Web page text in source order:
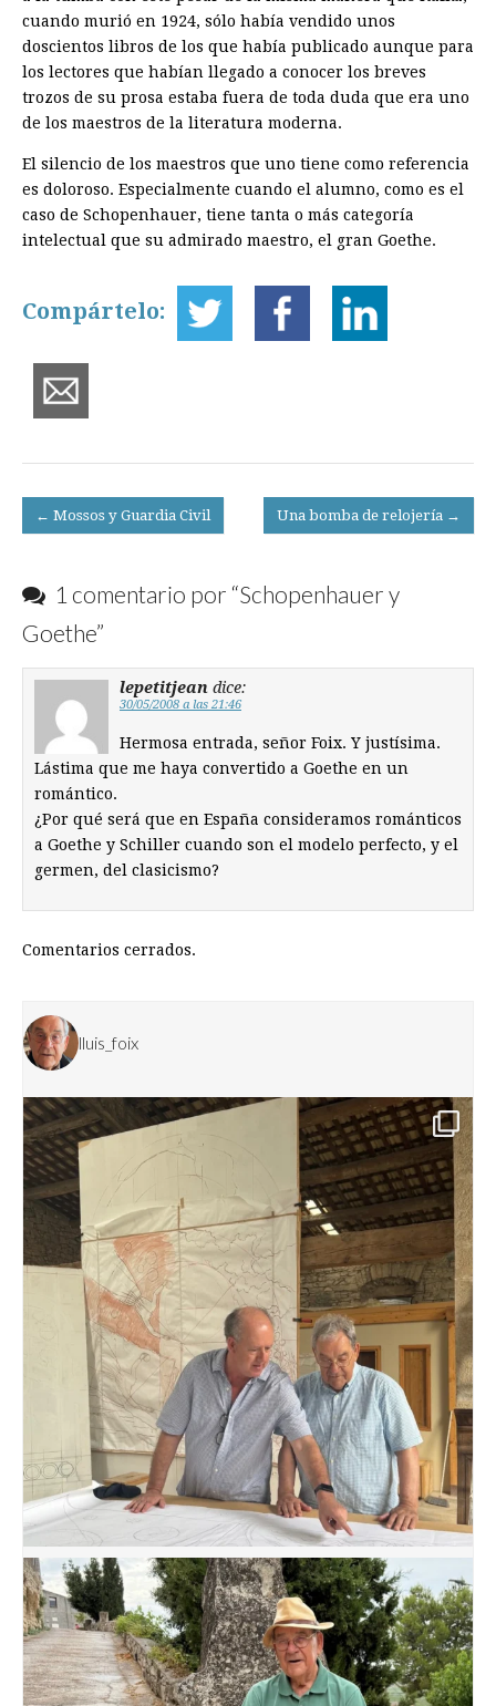
cuando murió en 1924, sólo había vendido unos
doscientos libros de los que había publicado aunque para
los lectores que habían llegado a conocer los breves
trozos de su prosa estaba fuera de toda duda que era uno
de los maestros de la literatura moderna.
El silencio de los maestros que uno tiene como referencia
es doloroso. Especialmente cuando el alumno, como es el
caso de Schopenhauer, tiene tanta o más categoría
intelectual que su admirado maestro, el gran Goethe.
Compártelo:
Post
navigation
← Mossos y Guardia Civil Una bomba de relojería →
1 comentario por “Schopenhauer y
Goethe”
lepetitjean dice:
30/05/2008 a las 21:46
Hermosa entrada, señor Foix. Y justísima.
Lástima que me haya convertido a Goethe en un
romántico.
¿Por qué será que en España consideramos románticos
a Goethe y Schiller cuando son el modelo perfecto, y el
germen, del clasicismo?
Comentarios cerrados.
lluis_foix